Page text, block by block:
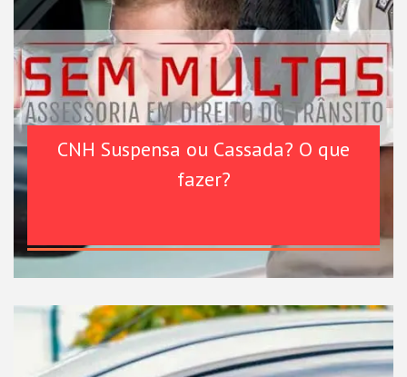
CNH Suspensa ou Cassada? O que
fazer?